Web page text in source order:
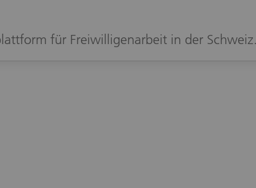
für Freiwilligenarbeit in der Schweiz.